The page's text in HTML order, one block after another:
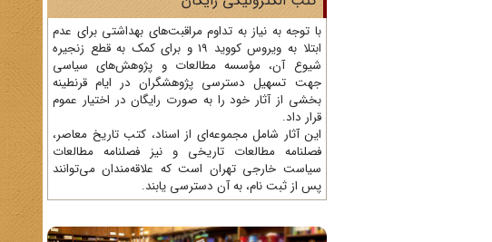
با توجه به نیاز به تداوم مراقبت‌های بهداشتی برای عدم
ابتلا به ویروس کووید 19 و برای کمک به قطع زنجیره
شیوع آن، مؤسسه مطالعات و پژوهش‌های سیاسی
جهت تسهیل دسترسی پژوهشگران در ایام قرنطینه
بخشی از آثار خود را به صورت رایگان در اختیار عموم
قرار داد.
این آثار شامل مجموعه‌ای از اسناد، کتب تاریخ معاصر،
فصلنامه‌ مطالعات تاریخی و نیز فصلنامه مطالعات
سیاست خارجی تهران است که علاقه‌مندان می‌توانند
پس از ثبت نام، به آن دسترسی یابند.